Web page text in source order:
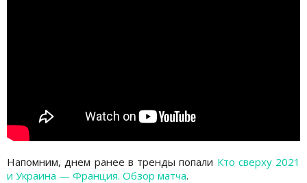
Напомним, днем ранее в тренды попали Кто сверху 2021
и Украина — Франция. Обзор матча.